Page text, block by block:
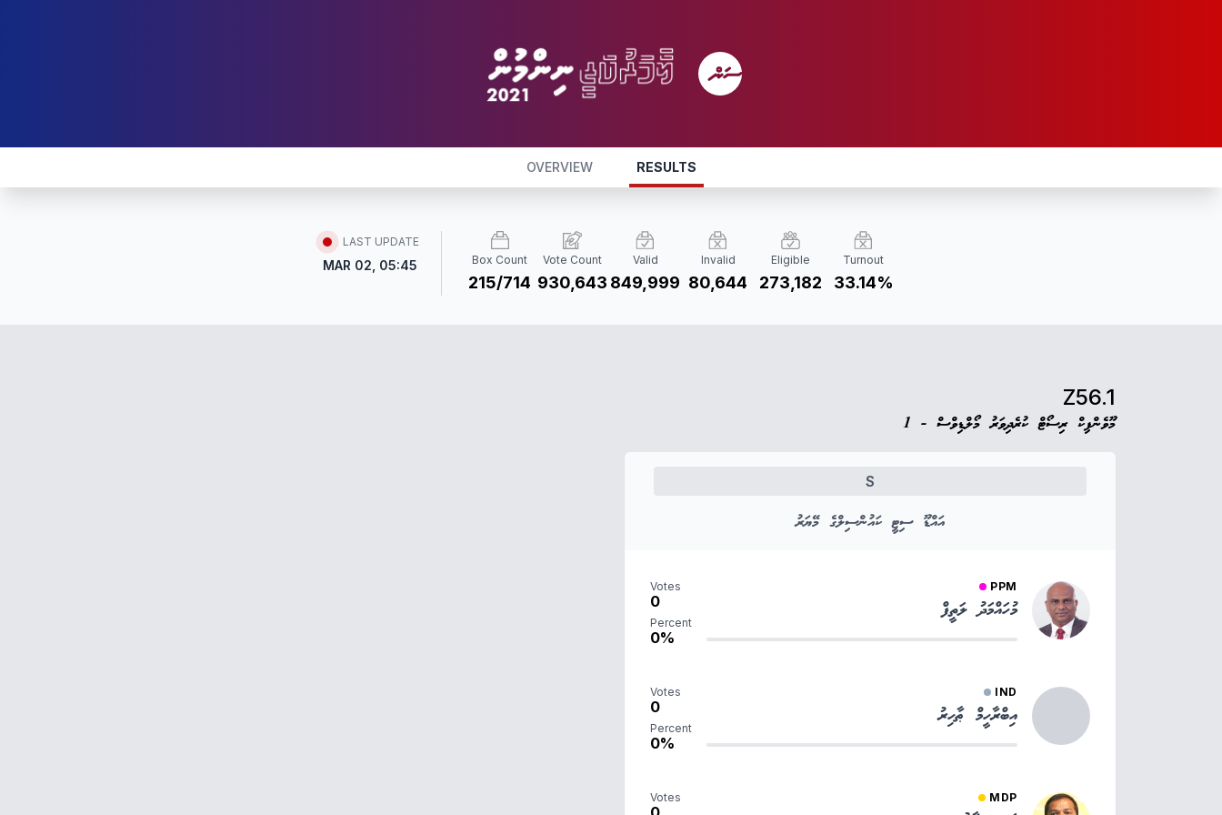
RESULTS
OVERVIEW
Box Count
215/714
Vote Count
930,643
Valid
849,999
Invalid
80,644
Eligible
273,182
Turnout
33.14%
LAST UPDATE
MAR 02, 05:45
Z56.1
މޫވެންޕިކް ރިސޯޓް ކުރެދިވަރު މޯލްޑިވްސް - 1
S
އައްޑޫ ސިޓީ ކައުންސިލްގެ މޭޔަރު
PPM
މުހައްމަދު ލަތީފް
Votes
0
Percent
0%
IND
އިބްރާހީމް ޠާހިރު
Votes
0
Percent
0%
MDP
Votes